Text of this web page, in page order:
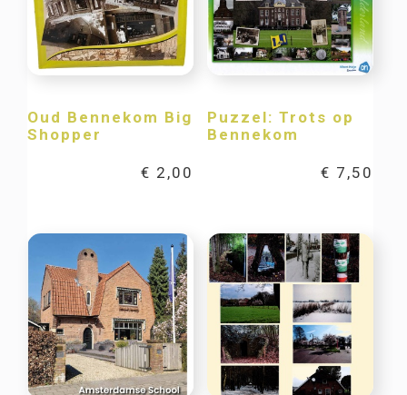
Oud Bennekom Big
Shopper
€ 2,00
Puzzel: Trots op
Bennekom
€ 7,50